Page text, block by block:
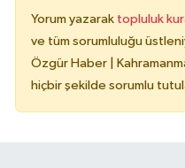
Yorum yazarak topluluk
ve tüm sorumluluğu
Özgür Haber |
hiçbir şekilde sorumlu